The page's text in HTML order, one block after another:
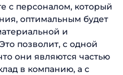
с персоналом, который
оптимальным будет
и
позволит, с одной
они являются частью
в компанию, а с